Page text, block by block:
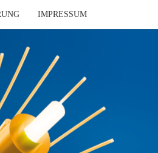
IMPRESSUM